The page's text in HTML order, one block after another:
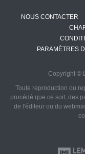
NOUS CONTACTER
PARAMÈTRES
Copyright ©
Toute reproduction ou
procédé que ce soit, des
de l'éditeur ou du